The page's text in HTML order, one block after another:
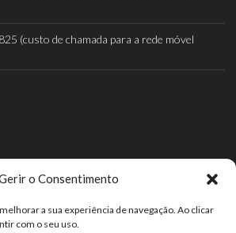
o Consentimento
a sua experiência de navegação. Ao clicar
com o seu uso.
(custo de chamada para a rede móvel
e Comercial do Café) é a
de café.